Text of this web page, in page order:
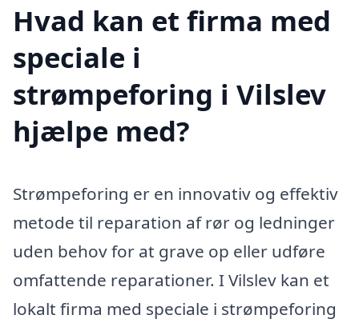
Hvad kan et firma med
speciale i
strømpeforing i Vilslev
hjælpe med?
Strømpeforing er en innovativ og effektiv
metode til reparation af rør og ledninger
uden behov for at grave op eller udføre
omfattende reparationer. I Vilslev kan et
lokalt firma med speciale i strømpeforing